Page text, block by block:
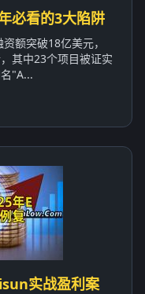
必看的3大陷阱
额突破18亿美元，
其中23个项目被证实
"A...
实战盈利案